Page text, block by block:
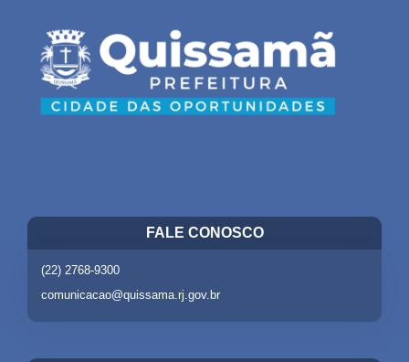
FALE CONOSCO
(22) 2768-9300
comunicacao@quissama.rj.gov.br